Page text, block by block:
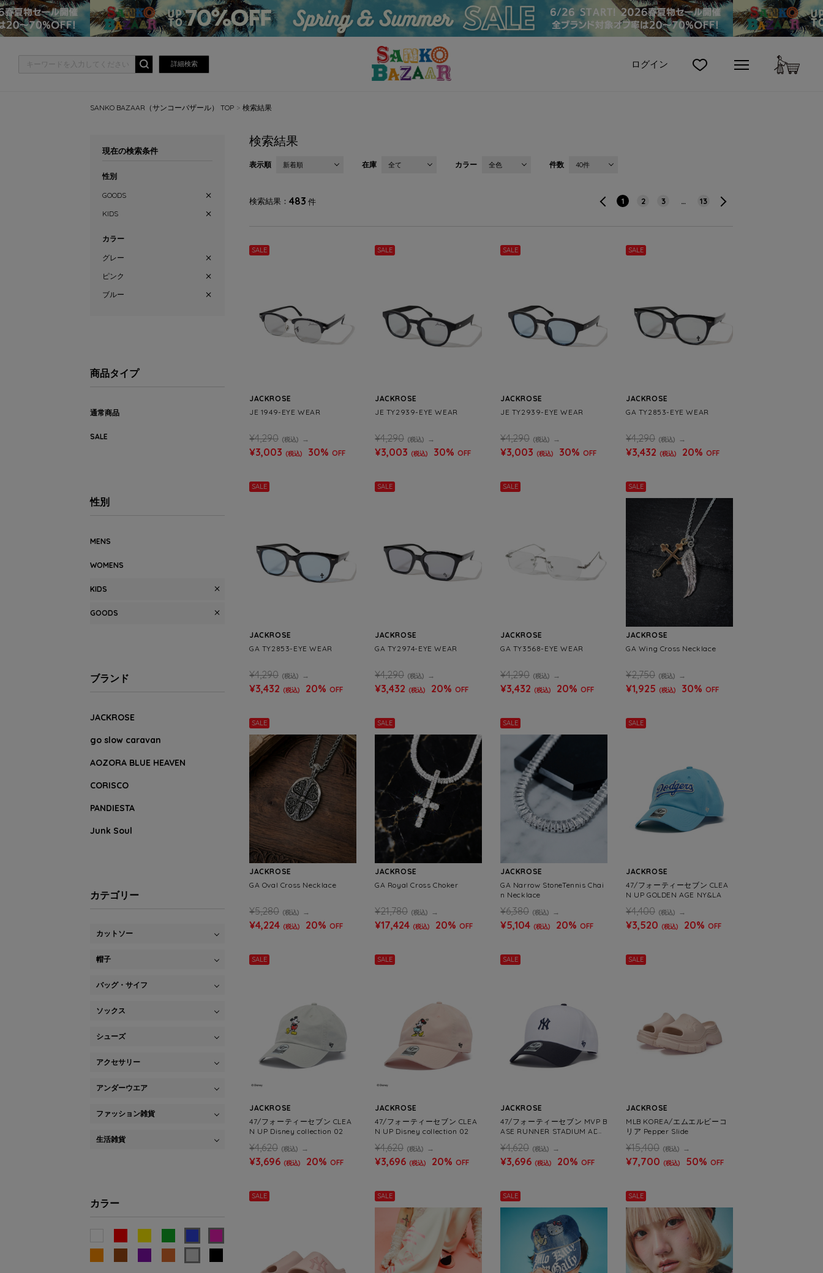
詳細検索 ログイン
SANKO BAZAAR（サンコーバザール） TOP 検索結果
検索結果
表示順 新着順 在庫 全て カラー 全色 件数 40件
検索結果 483 件 1 2 3 … 13
SALE
JACKROSE
JE 1949-EYE WEAR
¥4,290 (税込)
¥3,003 (税込) 30% OFF
SALE
JACKROSE
JE TY2939-EYE WEAR
¥4,290 (税込)
¥3,003 (税込) 30% OFF
SALE
JACKROSE
JE TY2939-EYE WEAR
¥4,290 (税込)
¥3,003 (税込) 30% OFF
SALE
JACKROSE
GA TY2853-EYE WEAR
¥4,290 (税込)
¥3,432 (税込) 20% OFF
SALE
JACKROSE
GA TY2853-EYE WEAR
¥4,290 (税込)
¥3,432 (税込) 20% OFF
SALE
JACKROSE
GA TY2974-EYE WEAR
¥4,290 (税込)
¥3,432 (税込) 20% OFF
SALE
JACKROSE
GA TY3568-EYE WEAR
¥4,290 (税込)
¥3,432 (税込) 20% OFF
SALE
JACKROSE
GA Wing Cross Necklace
¥2,750 (税込)
¥1,925 (税込) 30% OFF
SALE
JACKROSE
GA Oval Cross Necklace
¥5,280 (税込)
¥4,224 (税込) 20% OFF
SALE
JACKROSE
GA Royal Cross Choker
¥21,780 (税込)
¥17,424 (税込) 20% OFF
SALE
JACKROSE
GA Narrow StoneTennis Chai
n Necklace
¥6,380 (税込)
¥5,104 (税込) 20% OFF
SALE
JACKROSE
47/フォーティーセブン CLEA
N UP GOLDEN AGE NY&LA
¥4,400 (税込)
¥3,520 (税込) 20% OFF
SALE
JACKROSE
47/フォーティーセブン CLEA
N UP Disney collection 02
¥4,620 (税込)
¥3,696 (税込) 20% OFF
SALE
JACKROSE
47/フォーティーセブン CLEA
N UP Disney collection 02
¥4,620 (税込)
¥3,696 (税込) 20% OFF
SALE
JACKROSE
47/フォーティーセブン MVP B
ASE RUNNER STADIUM ADD
¥4,620 (税込)
¥3,696 (税込) 20% OFF
SALE
JACKROSE
MLB KOREA/エムエルビーコ
リア Pepper Slide
¥15,400 (税込)
¥7,700 (税込) 50% OFF
SALE SALE SALE SALE
現在の検索条件
性別
GOODS
KIDS
カラー
グレー
ピンク
ブルー
商品タイプ
通常商品
SALE
性別
MENS
WOMENS
KIDS
GOODS
ブランド
JACKROSE
go slow caravan
AOZORA BLUE HEAVEN
CORISCO
PANDIESTA
Junk Soul
カテゴリー
カットソー
帽子
バッグ・サイフ
ソックス
シューズ
アクセサリー
アンダーウエア
ファッション雑貨
生活雑貨
カラー